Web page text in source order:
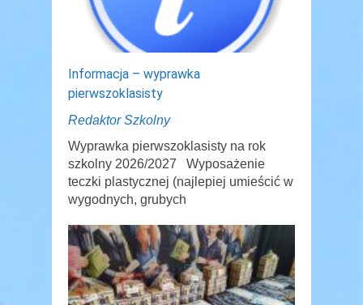
Informacja – wyprawka
pierwszoklasisty
Redaktor Szkolny
Wyprawka pierwszoklasisty na rok
szkolny 2026/2027 Wyposażenie
teczki plastycznej (najlepiej umieścić w
wygodnych, grubych